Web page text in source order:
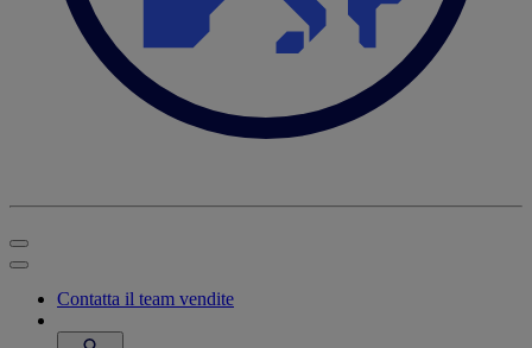
Contatta il team vendite